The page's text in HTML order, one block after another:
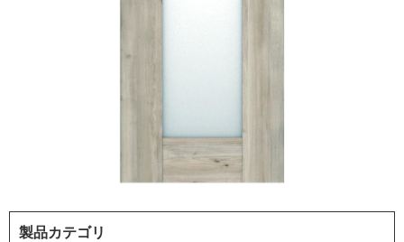
製品カテゴリ